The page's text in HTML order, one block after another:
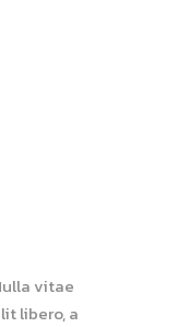
vitae
libero, a